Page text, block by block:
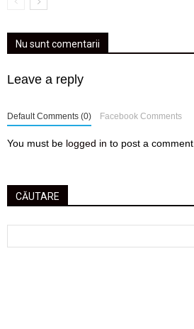
Nu sunt comentarii
Leave a reply
Default Comments (0) Facebook Comments
You must be logged in to post a comment.
CĂUTARE